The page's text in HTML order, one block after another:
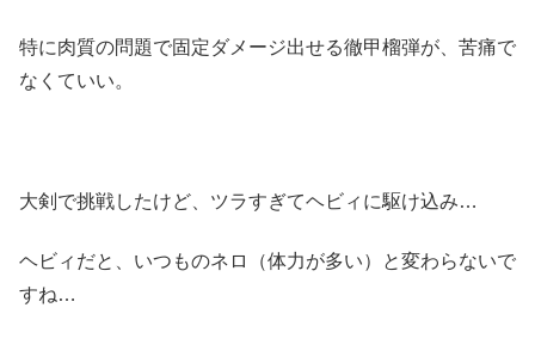
特に肉質の問題で固定ダメージ出せる徹甲榴弾が、苦痛で
なくていい。
大剣で挑戦したけど、ツラすぎてヘビィに駆け込み…
ヘビィだと、いつものネロ（体力が多い）と変わらないで
すね…